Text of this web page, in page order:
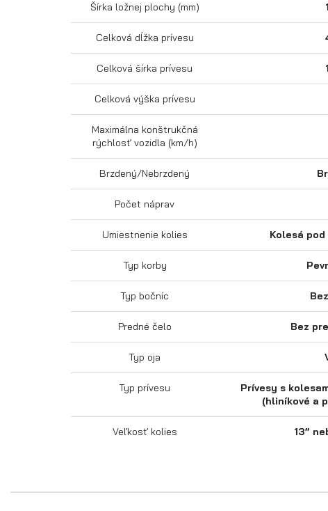
Šírka ložnej plochy (mm)
Celková dĺžka prívesu
Celková šírka prívesu
Celková výška prívesu
Maximálna konštrukčná
rýchlosť vozidla (km/h)
Brzdený/Nebrzdený
Počet náprav
Umiestnenie kolies Kolesá
Typ korby
Typ bočníc
Predné čelo Bez
Typ oja
Typ prívesu
Prívesy s
(hliníkové a
Veľkosť kolies 13”